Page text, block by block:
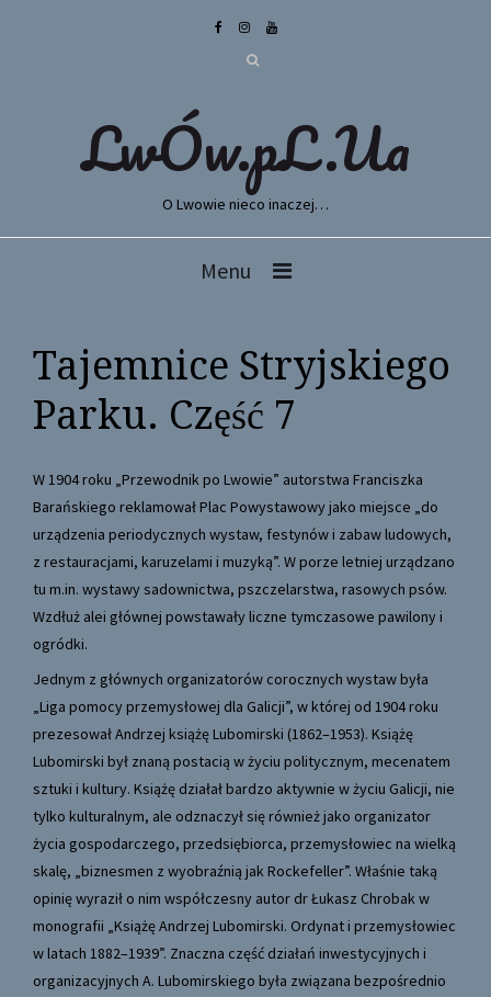
LwÓw.pL.Ua
O Lwowie nieco inaczej…
Menu
Tajemnice Stryjskiego
Parku. Część 7
W 1904 roku „Przewodnik po Lwowie” autorstwa Franciszka
Barańskiego reklamował Plac Powystawowy jako miejsce „do
urządzenia periodycznych wystaw, festynów i zabaw ludowych,
z restauracjami, karuzelami i muzyką”. W porze letniej urządzano
tu m.in. wystawy sadownictwa, pszczelarstwa, rasowych psów.
Wzdłuż alei głównej powstawały liczne tymczasowe pawilony i
ogródki.
Jednym z głównych organizatorów corocznych wystaw była
„Liga pomocy przemysłowej dla Galicji”, w której od 1904 roku
prezesował Andrzej książę Lubomirski (1862–1953). Książę
Lubomirski był znaną postacią w życiu politycznym, mecenatem
sztuki i kultury. Książę działał bardzo aktywnie w życiu Galicji, nie
tylko kulturalnym, ale odznaczył się również jako organizator
życia gospodarczego, przedsiębiorca, przemysłowiec na wielką
skalę, „biznesmen z wyobraźnią jak Rockefeller”. Właśnie taką
opinię wyraził o nim współczesny autor dr Łukasz Chrobak w
monografii „Książę Andrzej Lubomirski. Ordynat i przemysłowiec
w latach 1882–1939”. Znaczna część działań inwestycyjnych i
organizacyjnych A. Lubomirskiego była związana bezpośrednio